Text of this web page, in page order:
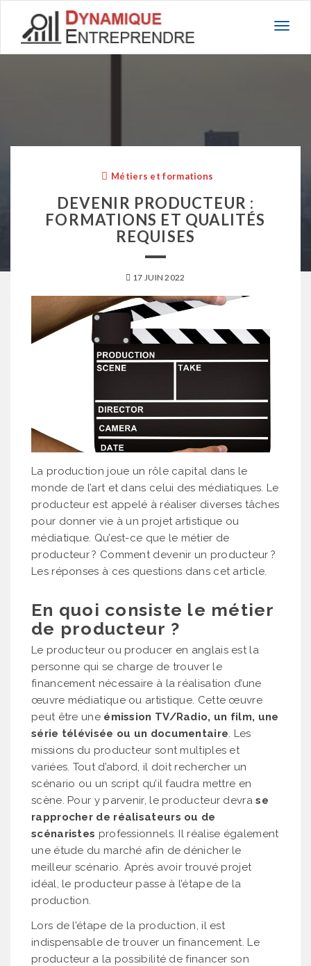
Métiers et formations
DEVENIR PRODUCTEUR :
FORMATIONS ET QUALITÉS
REQUISES
17 JUIN 2022
La production joue un rôle capital dans le
monde de l’art et dans celui des médiatiques. Le
producteur est appelé à réaliser diverses tâches
pour donner vie à un projet artistique ou
médiatique. Qu’est-ce que le métier de
producteur ? Comment devenir un producteur ?
Les réponses à ces questions dans cet article.
En quoi consiste le métier
de producteur ?
Le producteur ou producer en anglais est la
personne qui se charge de trouver le
financement nécessaire à la réalisation d’une
œuvre médiatique ou artistique. Cette œuvre
peut être une émission TV/Radio, un film, une
série télévisée ou un documentaire. Les
missions du producteur sont multiples et
variées. Tout d’abord, il doit rechercher un
scénario ou un script qu’il faudra mettre en
scène. Pour y parvenir, le producteur devrase
rapprocher de réalisateurs ou de
scénaristes professionnels. Il réalise également
une étude du marché afin de dénicher le
meilleur scénario. Après avoir trouvé projet
idéal, le producteur passe à l’étape de la
production.
Lors de l’étape de la production, il est
indispensable de trouver un financement. Le
producteur a la possibilité de financer son